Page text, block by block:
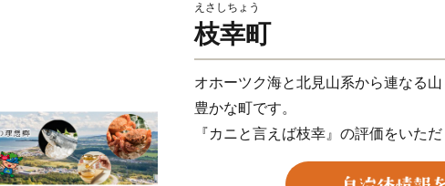
えさしちょう
枝幸町
オホーツク海と北見山系から連なる
豊かな町です。
『カニと言えば枝幸』の評価をいた
鮭などの海の幸、はちみつや山菜な